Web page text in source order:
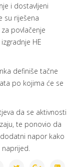
i dostavljeni
su riješena
povlačenje
HE
definiše tačne
po kojima će se
da se aktivnosti
te ponovio da
napor kako